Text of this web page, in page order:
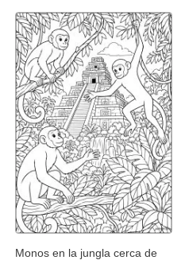
Monos en la jungla cerca de